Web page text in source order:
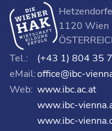
1120 Wien
Tel.:
(+43 1) 804 35
eMail:office@ibc-
Web: www.ibc.ac.at
www.ibc-
www.ibc-